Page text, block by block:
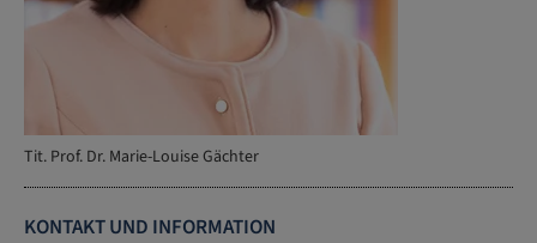
Tit. Prof. Dr. Marie-Louise Gächter
KONTAKT UND INFORMATION